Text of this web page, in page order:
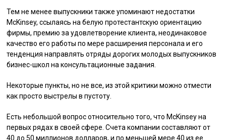
Тем не менее выпускники также упоминают недостатки
McKinsey, ссылаясь на белую протестантскую ориентацию
фирмы, премию за удовлетворение клиента, неодинаковое
качество его работы по мере расширения персонала и его
тенденция направлять отряды дорогих молодых выпускников
бизнес-школ на консультационные задания.
Некоторые пункты, но не все, из этой критики можно отмести
как просто выстрелы в пустоту.
Есть небольшой вопрос относительно того, что McKinsey на
первых рядах в своей сфере. Счета компании составляют от
40 до 50 миллионов долларов, и по меньшей мере 40 из ее